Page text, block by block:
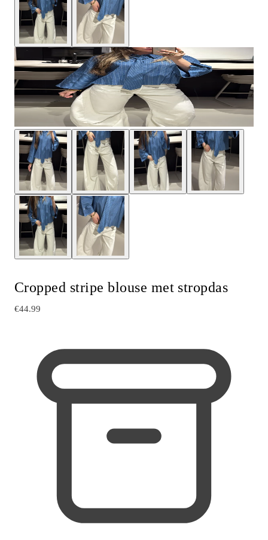
Cropped stripe blouse met stropdas
€44.99